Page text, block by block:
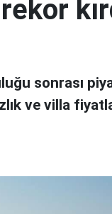
sonrası
ve villa